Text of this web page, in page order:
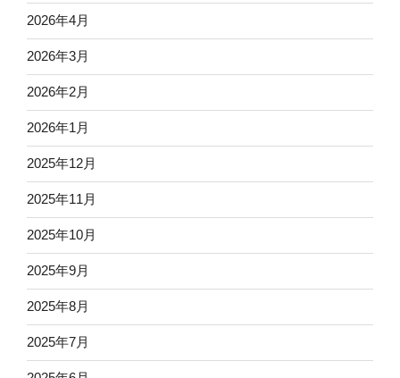
2026年4月
2026年3月
2026年2月
2026年1月
2025年12月
2025年11月
2025年10月
2025年9月
2025年8月
2025年7月